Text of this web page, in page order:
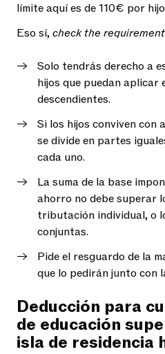
límite aquí es de 110€ por
Eso sí,check the
Solo tendrás derecho a
hijos que puedan aplicar
descendientes.
Si los hijos conviven con
se divide en partes
cada uno.
La suma de la base
ahorro no debe superar
tributación individual, o
conjuntas.
Pide el resguardo de la
que lo pedirán junto con
Deducción para
de educación
isla de residencia